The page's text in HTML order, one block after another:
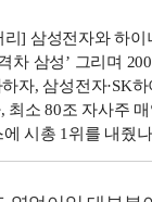
] 삼성전자와 하
차 삼성’ 그리며
자, 삼성전자·SK
최소 80조 자사주
시총 1위를 내줬나